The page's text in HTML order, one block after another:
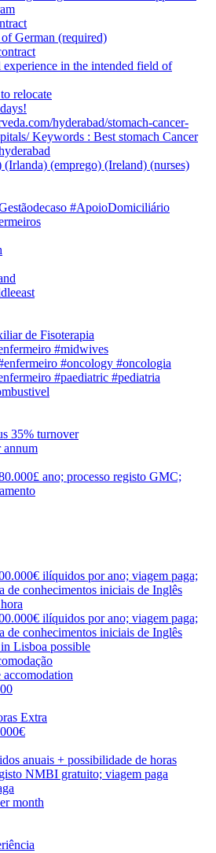
German (required)
experience in the intended field of
relocate
hyderabad/stomach-cancer-
Keywords : Best stomach Cancer
(Irlanda) (emprego) (Ireland) (nurses)
#ApoioDomiciliário
de Fisoterapia
#midwives
#oncology #oncologia
#paediatric #pediatria
35% turnover
annum
ano; processo registo GMC;
ilíquidos por ano; viagem paga;
de conhecimentos iniciais de Inglês
ilíquidos por ano; viagem paga;
de conhecimentos iniciais de Inglês
Lisboa possible
accomodation
Extra
anuais + possibilidade de horas
NMBI gratuito; viagem paga
month